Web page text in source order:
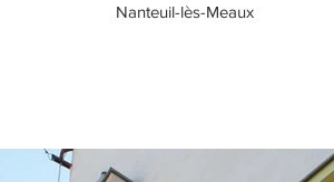
Nanteuil-lès-Meaux